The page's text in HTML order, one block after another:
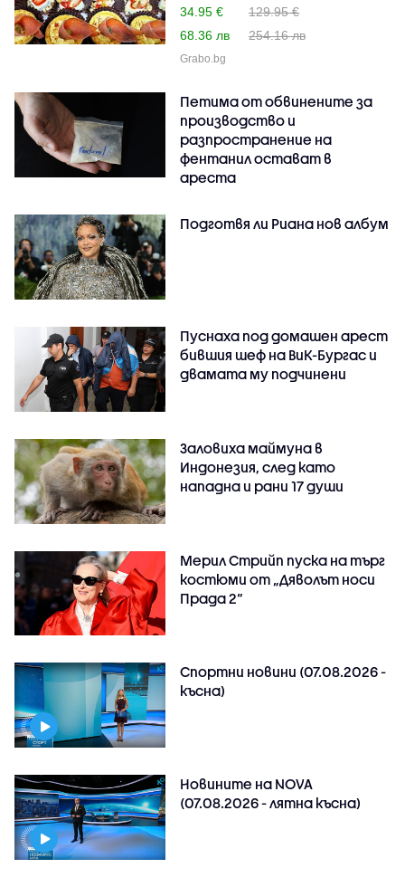
34.95 €
129.95 €
68.36 лв
254.16 лв
Grabo.bg
Петима от обвинените за
производство и
разпространение на
фентанил остават в
ареста
Подготвя ли Риана нов албум
Пуснаха под домашен арест
бившия шеф на ВиК-Бургас и
двамата му подчинени
Заловиха маймуна в
Индонезия, след като
нападна и рани 17 души
Мерил Стрийп пуска на търг
костюми от „Дяволът носи
Прада 2“
Спортни новини (07.08.2026 -
късна)
Новините на NOVA
(07.08.2026 - лятна късна)